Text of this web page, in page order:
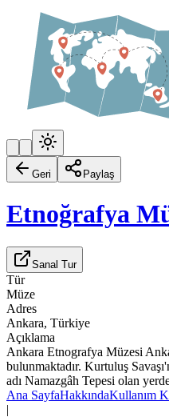
Geri Paylaş
Etnoğrafya
Sanal Tur
Tür
Müze
Adres
Ankara, Türkiye
Açıklama
Ankara Etnografya Müzesi
bulunmaktadır. Kurtuluş
adı Namazgâh Tepesi olan
Ana SayfaHakkındaKullanım
|